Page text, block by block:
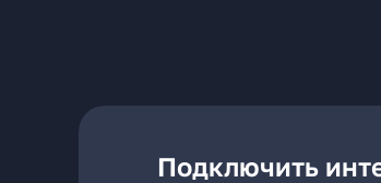
Подключить